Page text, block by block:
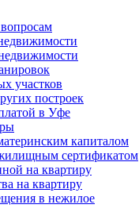
участков
построек
в Уфе
капиталом
сертификатом
на квартиру
на квартиру
в нежилое